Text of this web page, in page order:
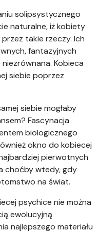
solipsystycznego
naturalne, iż kobiety
takie rzeczy. Ich
fantazyjnych
Kobieca
siebie poprzez
siebie mogłaby
Fascynacja
biologicznego
okno do kobiecej
pierwotnych
choćby wtedy, gdy
na świat.
psychice nie można
ewolucyjną
najlepszego materiału